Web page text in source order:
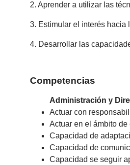
2. Aprender a utilizar las
3. Estimular el interés hacia
4. Desarrollar las
Competencias
Administración y
Actuar con
Actuar en el ámbito
Capacidad de
Capacidad de
Capacidad se seguir